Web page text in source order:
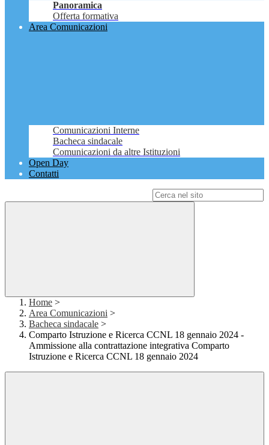
Panoramica
Offerta formativa
Area Comunicazioni
Comunicazioni Interne
Bacheca sindacale
Comunicazioni da altre Istituzioni
Open Day
Contatti
Home >
Area Comunicazioni >
Bacheca sindacale >
Comparto Istruzione e Ricerca CCNL 18 gennaio 2024 -
Ammissione alla contrattazione integrativa Comparto
Istruzione e Ricerca CCNL 18 gennaio 2024